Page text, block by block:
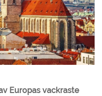
Europas vackraste